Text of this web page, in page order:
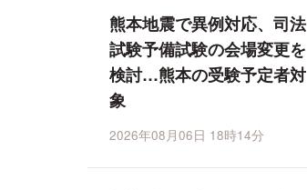
熊本地震で異例対応、司法
試験予備試験の会場変更を
検討…熊本の受験予定者対
象
2026年08月06日 18時14分